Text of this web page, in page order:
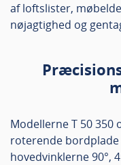
af loftslister,
nøjagtighed og
Modellerne T 50 350
roterende bordplade
hovedvinklerne 90°,